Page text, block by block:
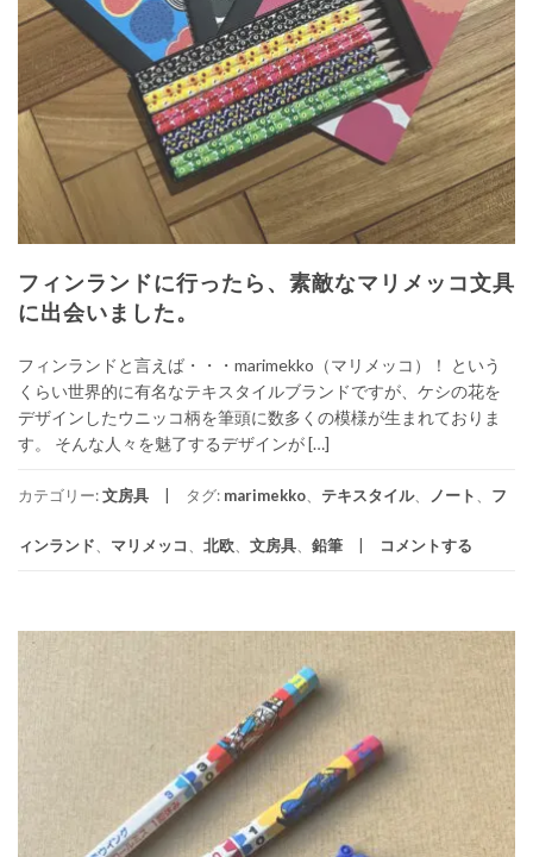
フィンランドに行ったら、素敵なマリメッコ文具
に出会いました。
フィンランドと言えば・・・marimekko（マリメッコ）！ という
くらい世界的に有名なテキスタイルブランドですが、ケシの花を
デザインしたウニッコ柄を筆頭に数多くの模様が生まれておりま
す。 そんな人々を魅了するデザインが […]
カテゴリー:文房具 タグ: marimekko、 テキスタイル、 ノート、 フ
ィンランド、 マリメッコ、 北欧、 文房具、 鉛筆 コメントする